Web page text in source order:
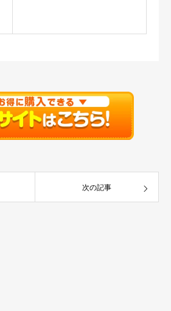
次の記事